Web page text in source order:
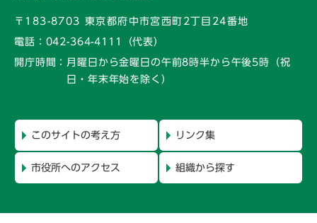
〒183-8703 東京都府中市宮西町2丁目24番地
電話： 042-364-4111（代表）
開庁時間： 月曜日から金曜日の午前8時半から午後5時 （祝
日・年末年始を除く）
このサイトの考え方 リンク集
市役所へのアクセス 組織から探す